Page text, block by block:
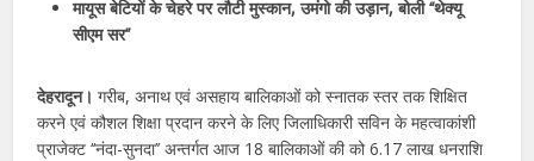
मायूस बेटियों के चेहरे पर लौटी मुस्कान, उमंगो की उड़ान, बोली ‘‘थेक्यू
सीएम सर’’
देहरादून।गरीब, अनाथ एवं असहाय बालिकाओं को स्नातक स्तर तक शिक्षित
करने एवं कौशल शिक्षा प्रदान करने के लिए जिलाधिकारी सविन के महत्वाकांशी
प्राजेक्ट ‘‘नंदा-सुनदा’’ अन्तर्गत आज 18 बालिकाओं की को 6.17 लाख धनराशि